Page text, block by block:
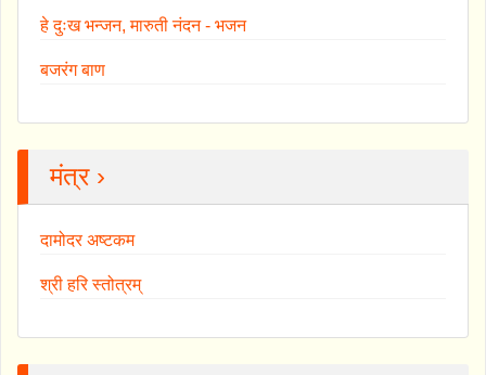
हे दुःख भन्जन, मारुती नंदन - भजन
बजरंग बाण
मंत्र ›
दामोदर अष्टकम
श्री हरि स्तोत्रम्